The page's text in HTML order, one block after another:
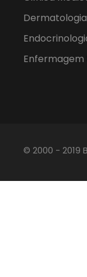
Dermatologia
Enfermagem
© 2000 - 2019